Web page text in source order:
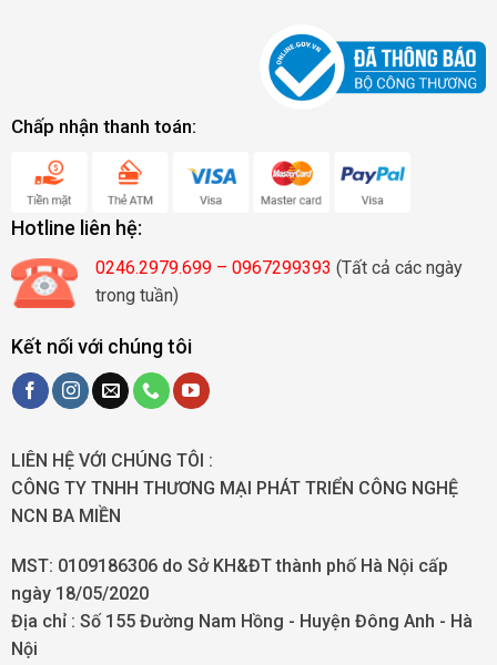
Chấp nhận thanh toán:
Hotline liên hệ:
0246.2979.699 – 0967299393 (Tất cả các ngày
trong tuần)
Kết nối với chúng tôi
LIÊN HỆ VỚI CHÚNG TÔI :
CÔNG TY TNHH THƯƠNG MẠI PHÁT TRIỂN CÔNG NGHỆ
NCN BA MIỀN
MST: 0109186306 do Sở KH&ĐT thành phố Hà Nội cấp
ngày 18/05/2020
Địa chỉ : Số 155 Đường Nam Hồng - Huyện Đông Anh - Hà
Nội